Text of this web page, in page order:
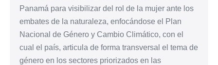
Panamá para visibilizar del rol de la mujer ante los
embates de la naturaleza, enfocándose el Plan
Nacional de Género y Cambio Climático, con el
cual el país, articula de forma transversal el tema de
género en los sectores priorizados en las